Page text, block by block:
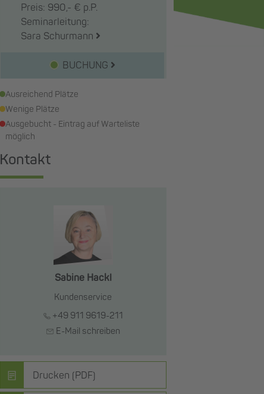
Preis: 990,- € p.P.
Seminarleitung:
Sara Schurmann
BUCHUNG
Ausreichend Plätze
Wenige Plätze
Ausgebucht - Eintrag auf Warteliste
möglich
Kontakt
Sabine Hackl
Kundenservice
+49 911 9619-211
E-Mail schreiben
Drucken (PDF)